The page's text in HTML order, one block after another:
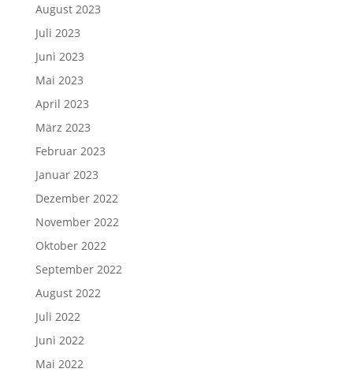
August 2023
Juli 2023
Juni 2023
Mai 2023
April 2023
März 2023
Februar 2023
Januar 2023
Dezember 2022
November 2022
Oktober 2022
September 2022
August 2022
Juli 2022
Juni 2022
Mai 2022